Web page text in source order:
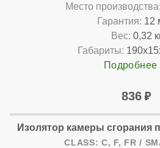
Место производства:
Гарантия: 12
Вес: 0,32
Габариты:
Подробнее
836
Изолятор камеры сгорания
CLASS: C, F, FR /